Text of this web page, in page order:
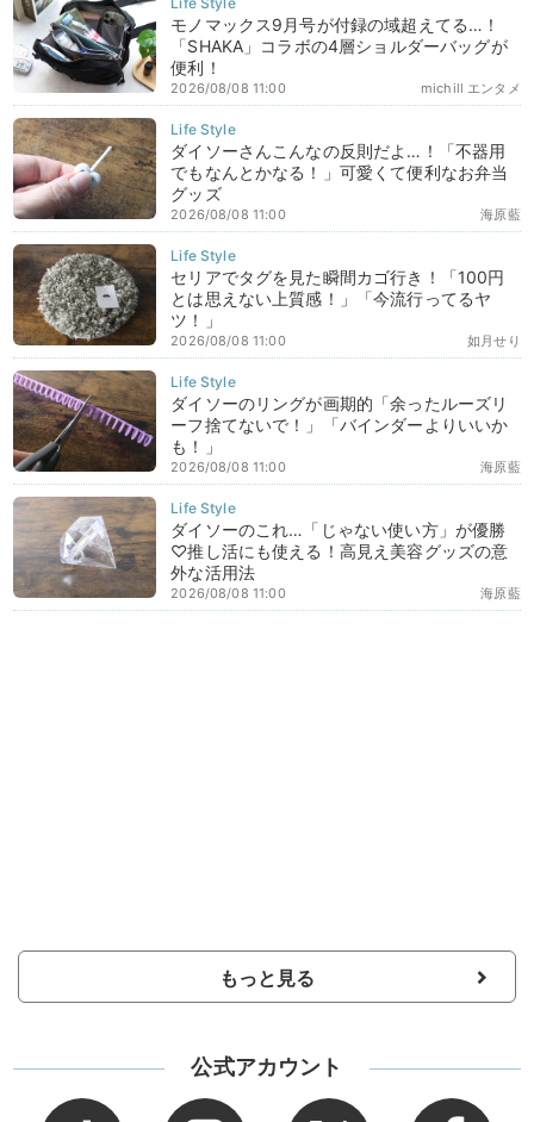
モノマックス9月号が付録の域超えてる…！
「SHAKA」コラボの4層ショルダーバッグが
便利！
michill エンタメ
2026/08/08 11:00
ダイソーさんこんなの反則だよ…！「不器用
でもなんとかなる！」可愛くて便利なお弁当
グッズ
海原藍
2026/08/08 11:00
セリアでタグを見た瞬間カゴ行き！「100円
とは思えない上質感！」「今流行ってるヤ
ツ！」
如月せり
2026/08/08 11:00
ダイソーのリングが画期的「余ったルーズリ
ーフ捨てないで！」「バインダーよりいいか
も！」
海原藍
2026/08/08 11:00
ダイソーのこれ…「じゃない使い方」が優勝
♡推し活にも使える！高見え美容グッズの意
外な活用法
海原藍
2026/08/08 11:00
もっと見る
公式アカウント